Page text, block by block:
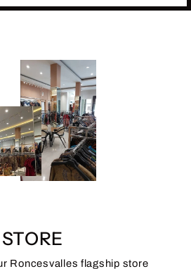
Roncesvalles flagship store